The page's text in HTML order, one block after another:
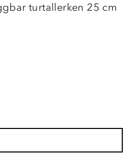
turtallerken 25 cm